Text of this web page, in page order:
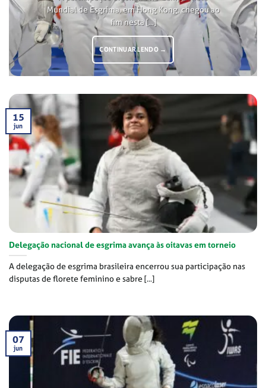
Mundial de Esgrima, em Hong Kong, chegou ao
fim nesta [...]
CONTINUAR LENDO →
Delegação nacional de esgrima avança às oitavas em torneio
A delegação de esgrima brasileira encerrou sua participação nas
disputas de florete feminino e sabre [...]
15
jun
07
jun